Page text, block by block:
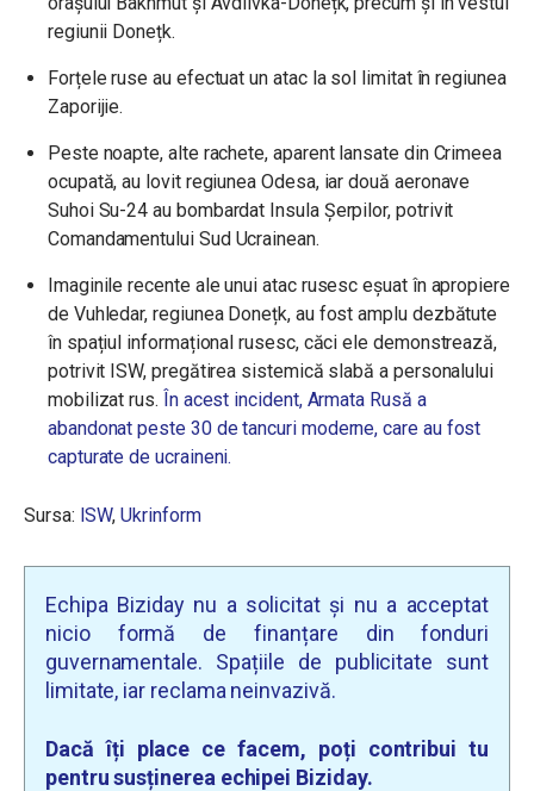
regiunii Donețk.
Forțele ruse au efectuat un atac la sol limitat în regiunea
Zaporijie.
Peste noapte, alte rachete, aparent lansate din Crimeea
ocupată, au lovit regiunea Odesa, iar două aeronave
Suhoi Su-24 au bombardat Insula Șerpilor, potrivit
Comandamentului Sud Ucrainean.
Imaginile recente ale unui atac rusesc eșuat în apropiere
de Vuhledar, regiunea Donețk, au fost amplu dezbătute
în spațiul informațional rusesc, căci ele demonstrează,
potrivit ISW, pregătirea sistemică slabă a personalului
mobilizat rus. În acest incident, Armata Rusă a
abandonat peste 30 de tancuri moderne, care au fost
capturate de ucraineni.
Sursa: ISW,Ukrinform
Echipa Biziday nu a solicitat și nu a acceptat
nicio formă de finanțare din fonduri
guvernamentale. Spațiile de publicitate sunt
limitate, iar reclama neinvazivă.
Dacă îți place ce facem, poți contribui tu
pentru susținerea echipei Biziday.